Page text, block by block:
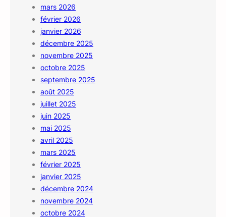
mars 2026
février 2026
janvier 2026
décembre 2025
novembre 2025
octobre 2025
septembre 2025
août 2025
juillet 2025
juin 2025
mai 2025
avril 2025
mars 2025
février 2025
janvier 2025
décembre 2024
novembre 2024
octobre 2024